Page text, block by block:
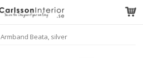
Armband Beata, silver